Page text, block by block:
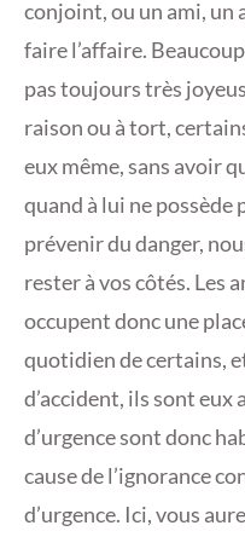
conjoint, ou un ami, un
faire l’affaire.
pas toujours très
raison ou à tort,
eux même, sans avoir
quand à lui ne possède
prévenir du danger,
rester à vos côtés. Les
occupent donc une
quotidien de certains,
d’accident, ils sont eux
d’urgence sont donc
cause de l’ignorance
d’urgence. Ici, vous